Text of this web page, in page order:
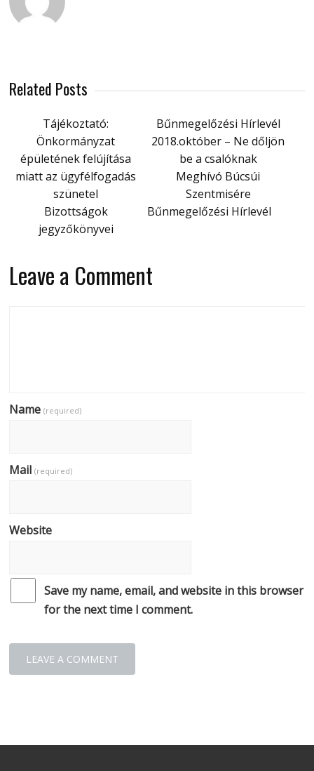
Related Posts
Tájékoztató:
Önkormányzat
épületének felújítása
miatt az ügyfélfogadás
szünetel
Bűnmegelőzési Hírlevél
2018.október – Ne dőljön
be a csalóknak
Meghívó Búcsúi
Szentmisére
Bizottságok
jegyzőkönyvei
Bűnmegelőzési Hírlevél
Leave a Comment
Name(required)
Mail(required)
Website
Save my name, email, and website in this browser
for the next time I comment.